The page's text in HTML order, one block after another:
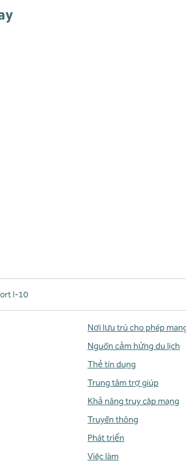
I-10
Nơi lưu trú cho phép
Nguồn cảm hứng du lịch
Thẻ tín dụng
Trung tâm trợ giúp
Khả năng truy cập mạng
Truyền thông
Phát triển
Việc làm